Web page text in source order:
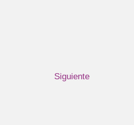
Siguiente